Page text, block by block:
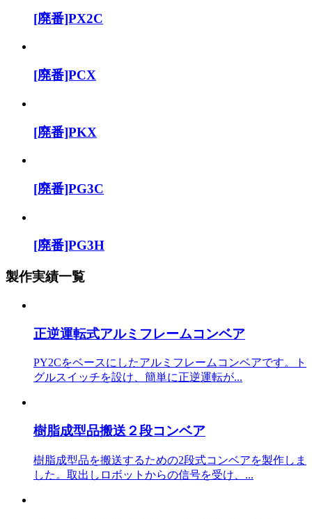
[廃番]PX2C
[廃番]PCX
[廃番]PKX
[廃番]PG3C
[廃番]PG3H
製作実績一覧
正逆運転式アルミフレームコンベア
PY2Cをベースにしたアルミフレームコンベアです。ト
グルスイッチを設け、簡単に正逆運転が...
樹脂成型品搬送２段コンベア
樹脂成型品を搬送するための2段式コンベアを製作しま
した。取出しロボットからの信号を受け、...